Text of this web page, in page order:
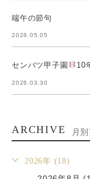
端午の節句
2026.05.05
センバツ甲子園 10
2026.03.30
ARCHIVE 月
2026年 (18)